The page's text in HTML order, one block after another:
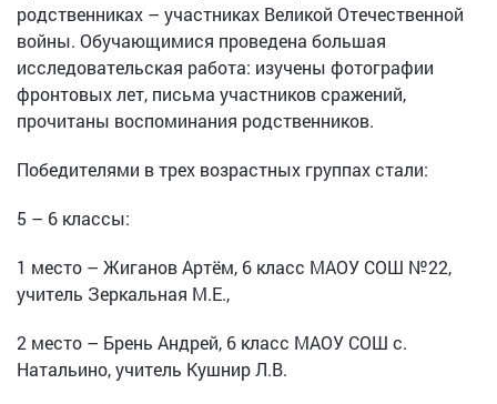
родственниках – участниках Великой Отечественной
войны. Обучающимися проведена большая
исследовательская работа: изучены фотографии
фронтовых лет, письма участников сражений,
прочитаны воспоминания родственников.
Победителями в трех возрастных группах стали:
5 – 6 классы:
1 место – Жиганов Артём, 6 класс МАОУ СОШ №22,
учитель Зеркальная М.Е.,
2 место – Брень Андрей, 6 класс МАОУ СОШ с.
Натальино, учитель Кушнир Л.В.